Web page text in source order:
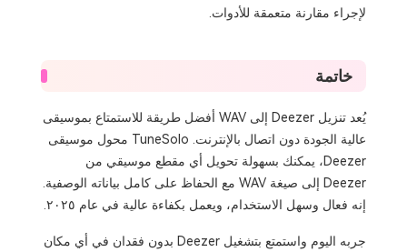
لإجراء مقارنة متعمقة للأدوات.
خاتمة
يُعد تنزيل Deezer إلى WAV أفضل طريقة للاستمتاع بموسيقى
عالية الجودة دون اتصال بالإنترنت. TuneSolo محول موسيقى
Deezer، يمكنك بسهولة تحويل أي مقطع موسيقي من
Deezer إلى صيغة WAV مع الحفاظ على كامل بياناته الوصفية.
إنه فعال وسهل الاستخدام، ويعمل بكفاءة عالية في عام ٢٠٢٥.
جربه اليوم واستمتع بتشغيل Deezer بدون فقدان في أي مكان